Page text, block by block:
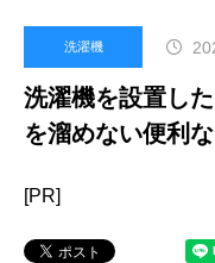
洗濯機
洗濯機を設置し
を溜めない便利
[PR]